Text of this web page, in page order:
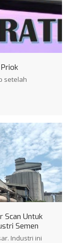
setelah
Scan Untuk
Semen
Industri ini